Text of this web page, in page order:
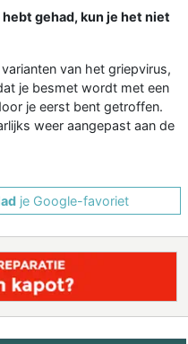
gehad, kun je het niet
van het griepvirus,
je besmet wordt met een
je eerst bent getroffen.
weer aangepast aan de
je Google-favoriet